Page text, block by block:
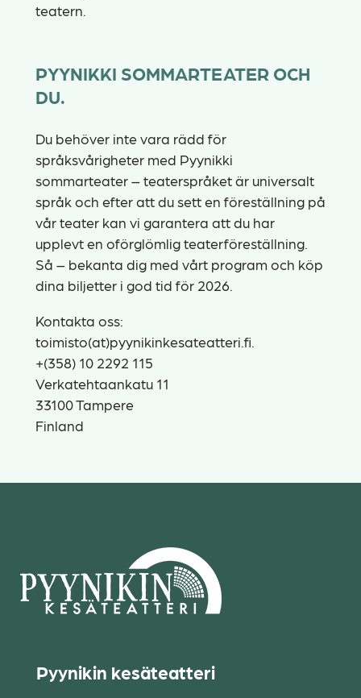
teatern.
PYYNIKKI SOMMARTEATER OCH
DU.
Du behöver inte vara rädd för
språksvårigheter med Pyynikki
sommarteater – teaterspråket är universalt
språk och efter att du sett en föreställning på
vår teater kan vi garantera att du har
upplevt en oförglömlig teaterföreställning.
Så – bekanta dig med vårt program och köp
dina biljetter i god tid för 2026.
Kontakta oss:
toimisto(at)pyynikinkesateatteri.fi.
+(358) 10 2292 115
Verkatehtaankatu 11
33100 Tampere
Finland
Pyynikin kesäteatteri